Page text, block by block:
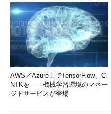
AWS／Azure上でTensorFlow、C
NTKを――機械学習環境のマネー
ジドサービスが登場